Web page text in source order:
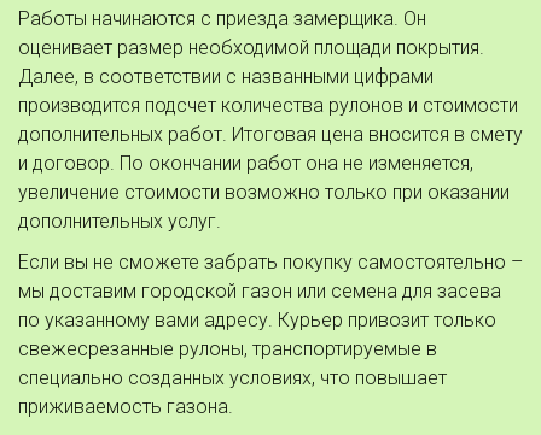
Работы начинаются с приезда замерщика. Он
оценивает размер необходимой площади покрытия.
Далее, в соответствии с названными цифрами
производится подсчет количества рулонов и стоимости
дополнительных работ. Итоговая цена вносится в смету
и договор. По окончании работ она не изменяется,
увеличение стоимости возможно только при оказании
дополнительных услуг.
Если вы не сможете забрать покупку самостоятельно –
мы доставим городской газон или семена для засева
по указанному вами адресу. Курьер привозит только
свежесрезанные рулоны, транспортируемые в
специально созданных условиях, что повышает
приживаемость газона.